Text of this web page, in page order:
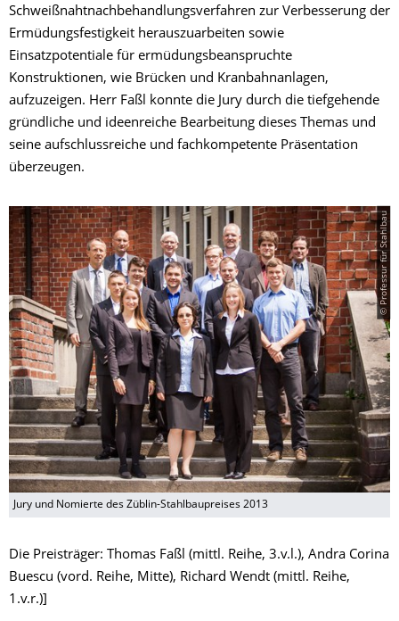
Schweißnahtnachbehandlungsverfahren zur Verbesserung der
Ermüdungsfestigkeit herauszuarbeiten sowie
Einsatzpotentiale für ermüdungsbeanspruchte
Konstruktionen, wie Brücken und Kranbahnanlagen,
aufzuzeigen. Herr Faßl konnte die Jury durch die tiefgehende
gründliche und ideenreiche Bearbeitung dieses Themas und
seine aufschlussreiche und fachkompetente Präsentation
überzeugen.
© Professur für Stahlbau
Jury und Nomierte des Züblin-Stahlbaupreises 2013
Die Preisträger: Thomas Faßl (mittl. Reihe, 3.v.l.), Andra Corina
Buescu (vord. Reihe, Mitte), Richard Wendt (mittl. Reihe,
1.v.r.)]